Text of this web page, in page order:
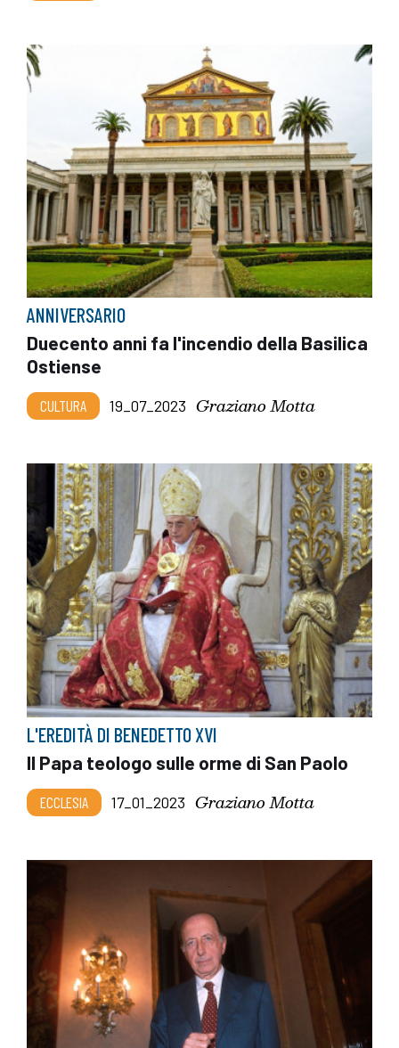
ANNIVERSARIO
Duecento anni fa l'incendio della Basilica
Ostiense
CULTURA 19_07_2023 Graziano Motta
L'EREDITÀ DI BENEDETTO XVI
Il Papa teologo sulle orme di San Paolo
ECCLESIA 17_01_2023 Graziano Motta